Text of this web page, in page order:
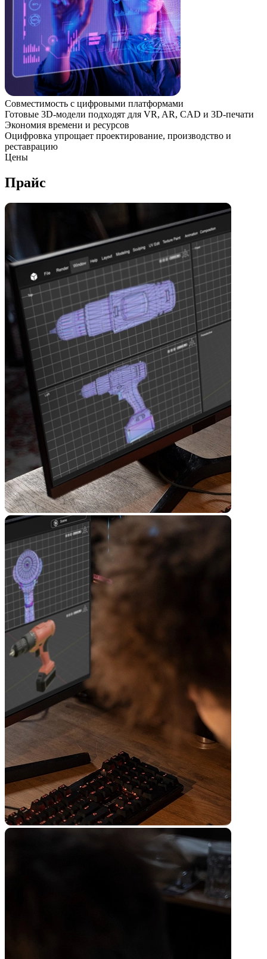
Совместимость с цифровыми платформами
Готовые 3D-модели подходят для VR, AR, CAD и 3D-печати
Экономия времени и ресурсов
Оцифровка упрощает проектирование, производство и
реставрацию
Цены
Прайс